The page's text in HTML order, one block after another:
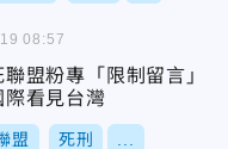
盟粉專「限制留言」
看見台灣
盟 死刑
08:57